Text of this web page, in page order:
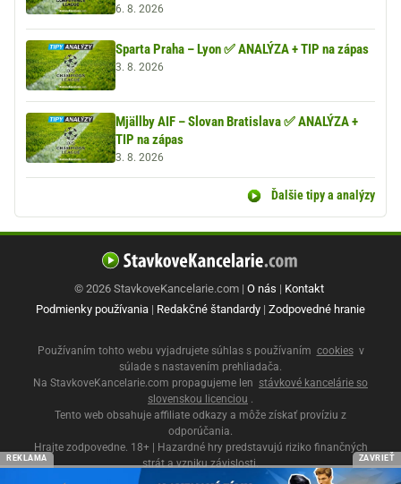
6. 8. 2026
Sparta Praha – Lyon ✅ ANALÝZA + TIP na zápas
3. 8. 2026
Mjällby AIF – Slovan Bratislava ✅ ANALÝZA +
TIP na zápas
3. 8. 2026
Ďalšie tipy a analýzy
© 2026 StavkoveKancelarie.com | O nás | Kontakt
Podmienky používania | Redakčné štandardy | Zodpovedné hranie
Používaním tohto webu vyjadrujete súhlas s používaním cookies v
súlade s nastavením prehliadača.
Na StavkoveKancelarie.com propagujeme len stávkové kancelárie so
slovenskou licenciou .
Tento web obsahuje affiliate odkazy a môže získať províziu z
odporúčania.
Hrajte zodpovedne. 18+ | Hazardné hry predstavujú riziko finančných
strát a vzniku závislosti.
REKLAMA ZAVRIEŤ